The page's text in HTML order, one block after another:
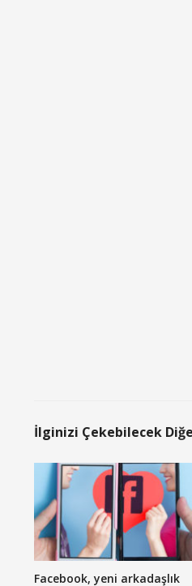
İlginizi Çekebilecek
Facebook, yeni arkadaşlık